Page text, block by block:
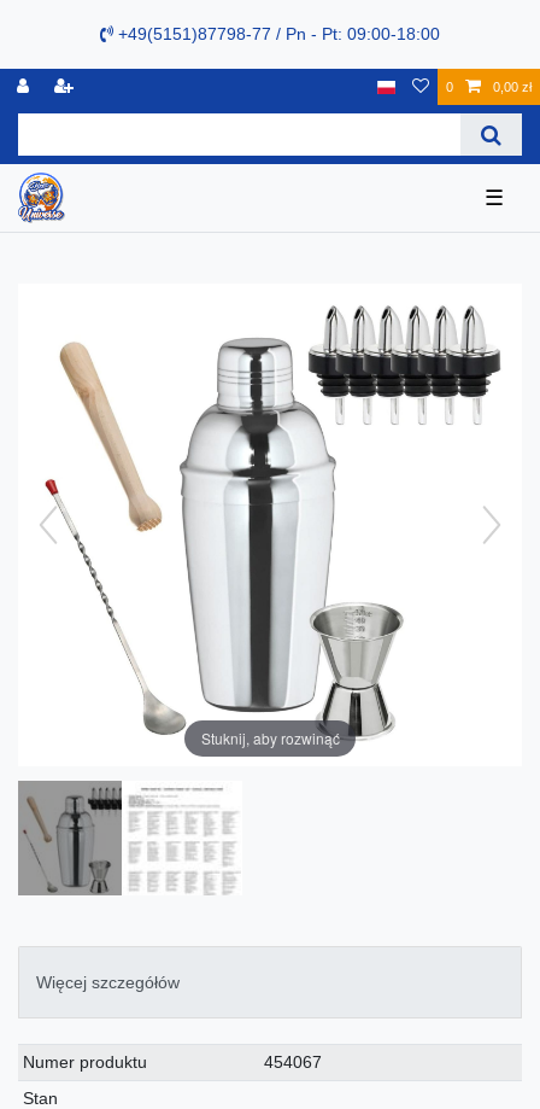
+49(5151)87798-77 / Pn - Pt: 09:00-18:00
0 0,00 zł
☰
Stuknij, aby rozwinąć
Więcej szczegółów
Charakterystyka
techniczna
Wartość
Numer produktu
454067
Stan